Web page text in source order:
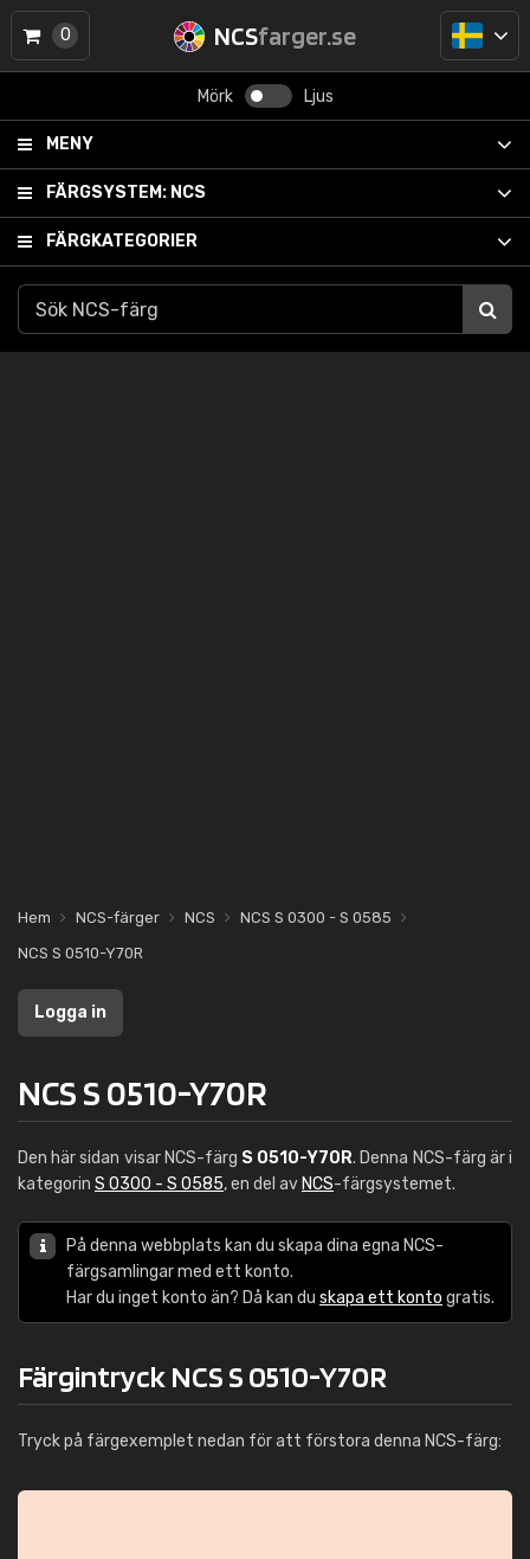
NCSfarger.se
Mörk Ljus
MENY
FÄRGSYSTEM: NCS
FÄRGKATEGORIER
0
Hem NCS-färger NCS
NCS S 0300 - S 0585
NCS S 0510-Y70R
Logga in
NCS S 0510-Y70R
Den här sidan visar NCS-färg S 0510-Y70R. Denna NCS-färg är i
kategorin S 0300 - S 0585, en del av NCS-färgsystemet.
På denna webbplats kan du skapa dina egna NCS-
färgsamlingar med ett konto.
Har du inget konto än? Då kan du skapa ett konto gratis.
Färgintryck NCS S 0510-Y70R
Tryck på färgexemplet nedan för att förstora denna NCS-färg: